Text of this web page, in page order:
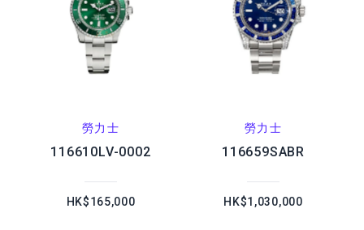
勞力士
116610LV-0002
HK$165,000
勞力士
116659SABR
HK$1,030,000